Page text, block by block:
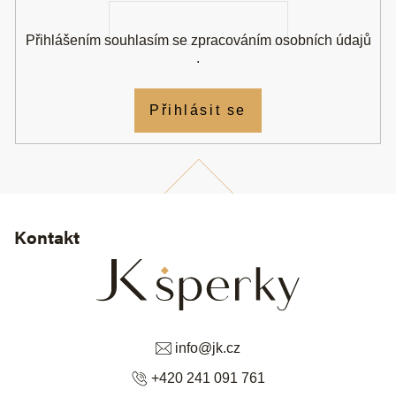
Kontakt
info@jk.cz
+420 241 091 761
Přihlášením souhlasím se zpracováním osobních údajů
.
Přihlásit se